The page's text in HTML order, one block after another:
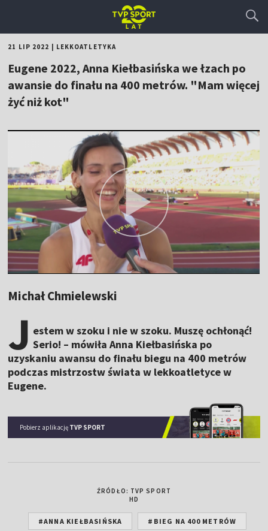
21 LIP 2022 LEKKOATLETYKA
Eugene 2022, Anna Kiełbasińska we łzach po
awansie do finału na 400 metrów. "Mam więcej
żyć niż kot"
Michał Chmielewski
J estem w szoku i nie w szoku. Muszę ochłonąć!
Serio! – mówiła Anna Kiełbasińska po
uzyskaniu awansu do finału biegu na 400 metrów
podczas mistrzostw świata w lekkoatletyce w
Eugene.
Pobierz aplikację TVP SPORT
ŹRÓDŁO: TVP SPORT
HD
#ANNA KIEŁBASIŃSKA #BIEG NA 400 METRÓW